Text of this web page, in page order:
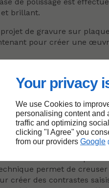
Your privacy
We use Cookies to
personalising content and
traffic and optimizing
clicking "I Agree" you
from our providers Google
brillant.
de gravure sur
pour créer une
comprend diverses
creux est l'une des plus
permet de creuser
créer des contrastes